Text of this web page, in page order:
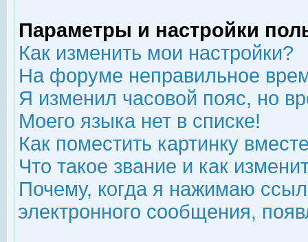
Параметры и настройки
Как изменить мои настройки?
На форуме неправильное
Я изменил часовой пояс, но
Моего языка нет в списке!
Как поместить картинку
Что такое звание и как
Почему, когда я нажимаю
электронного сообщения,